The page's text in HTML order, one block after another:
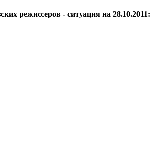
режиссеров - ситуация на 28.10.2011: